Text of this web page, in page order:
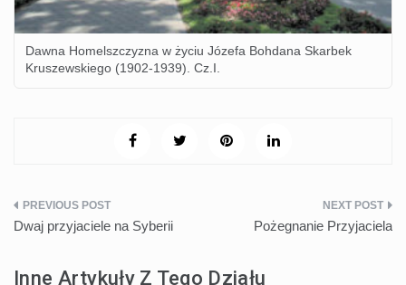
Dawna Homelszczyzna w życiu Józefa Bohdana Skarbek
Kruszewskiego (1902-1939). Cz.I.
Nawigacja
Dwaj przyjaciele na Syberii Pożegnanie Przyjaciela
Inne Artykuły Z Tego Działu